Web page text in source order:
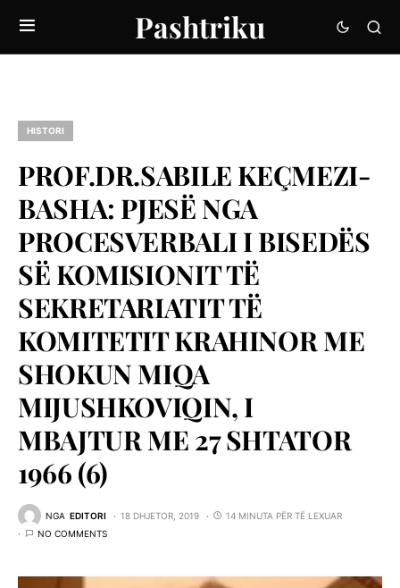
Pashtriku
HISTORI
PROF.DR.SABILE KEÇMEZI-
BASHA: PJESË NGA
PROCESVERBALI I BISEDËS
SË KOMISIONIT TË
SEKRETARIATIT TË
KOMITETIT KRAHINOR ME
SHOKUN MIQA
MIJUSHKOVIQIN, I
MBAJTUR ME 27 SHTATOR
1966 (6)
NGA EDITORI 18 DHJETOR, 2019
14 MINUTA PËR TË LEXUAR
NO COMMENTS